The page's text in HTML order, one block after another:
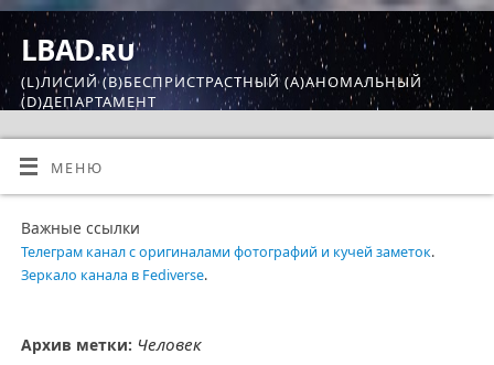
LBAD.ru
(L)ЛИСИЙ (B)БЕСПРИСТРАСТНЫЙ (A)АНОМАЛЬНЫЙ
(D)ДЕПАРТАМЕНТ
МЕНЮ
Важные ссылки
Телеграм канал с оригиналами фотографий и кучей заметок.
Зеркало канала в Fediverse.
Архив метки: Человек